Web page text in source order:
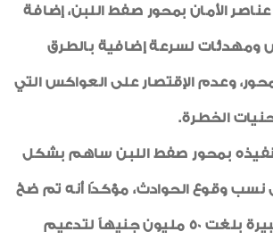
الأمان بمحور صفط اللبن، إضافة
ومهدئات لسرعة إضافية بالطرق
وعدم الإقتصار على العواكس التي
الخطرة.
بمحور صفط اللبن ساهم بشكل
وقوع الحوادث، مؤكدًا أنه تم ضخ
إعتمادات مالية كبيرة بلغت 50 مليون جنيهاً لتدعيم